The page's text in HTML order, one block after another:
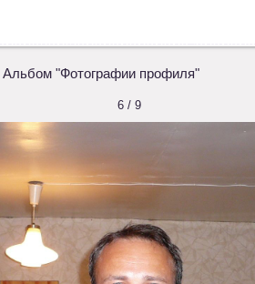
Альбом "Фотографии профиля"
6 / 9